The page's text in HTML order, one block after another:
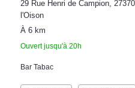
29 Rue Henri de Campion,
l'Oison
À 6 km
Ouvert jusqu'à 20h
Bar Tabac